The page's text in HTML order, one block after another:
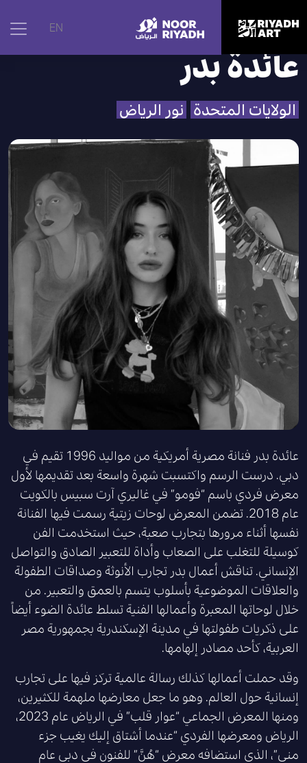
EN الرئيسية | الفنانون عائدة بدر
عائدة بدر
الولايات المتحدة نور الرياض
عائدة بدر فنانة مصرية أمريكية من مواليد 1996 تقيم في
دبي. درست الرسم واكتسبت شهرة واسعة بعد تقديمها لأول
معرض فردي باسم “فومو” في غاليري آرت سبيس بالكويت
عام 2018. تضمن المعرض لوحات زيتية رسمت فيها الفنانة
نفسها أثناء مرورها بتجارب صعبة، حيث استخدمت الفن
كوسيلة للتغلب على الصعاب وأداة للتعبير الصادق والتواصل
الإنساني. تناقش أعمال بدر تجارب الأنوثة وصداقات الطفولة
والعلاقات الموضوعية بأسلوب يتسم بالعمق والتعبير. من
خلال لوحاتها المعبرة وأعمالها الفنية تسلط عائدة الضوء أيضاً
على ذكريات طفولتها في مدينة الإسكندرية بجمهورية مصر
العربية، كأحد مصادر إلهامها.
وقد حملت أعمالها كذلك رسالة عالمية تركز فيها على تجارب
إنسانية حول العالم. وهو ما جعل معارضها ملهمة للكثيرين،
ومنها المعرض الجماعي “عوار قلب” في الرياض عام 2023،
الرياض ومعرضها الفردي “عندما أشتاق إليك يغيب جزء
مني”، الذي استضافه معرض “هُنَّ” للفنون في دبي عام